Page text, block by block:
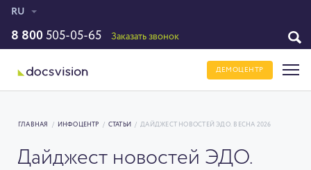
RU
8 800 505-05-65 Заказать звонок
ДЕМОЦЕНТР
ГЛАВНАЯ / ИНФОЦЕНТР / СТАТЬИ / ДАЙДЖЕСТ НОВОСТЕЙ ЭДО. ВЕСНА 2026
Дайджест новостей ЭДО.